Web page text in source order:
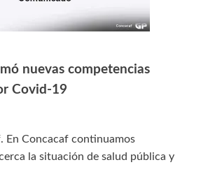
nuevas competencias
Covid-19
En Concacaf continuamos
la situación de salud pública y